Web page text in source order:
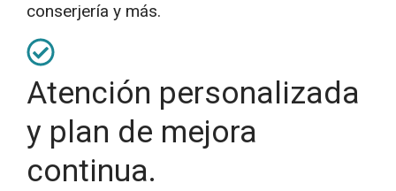
conserjería y más.
Atención personalizada
y plan de mejora
continua.